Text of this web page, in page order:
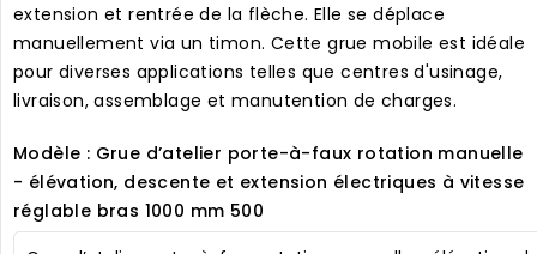
extension et rentrée de la flèche. Elle se déplace
manuellement via un timon. Cette grue mobile est idéale
pour diverses applications telles que centres d'usinage,
livraison, assemblage et manutention de charges.
Modèle : Grue d’atelier porte-à-faux rotation manuelle
- élévation, descente et extension électriques à vitesse
réglable bras 1000 mm 500